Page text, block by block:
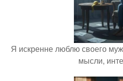
Я искренне люблю своего
мысли,